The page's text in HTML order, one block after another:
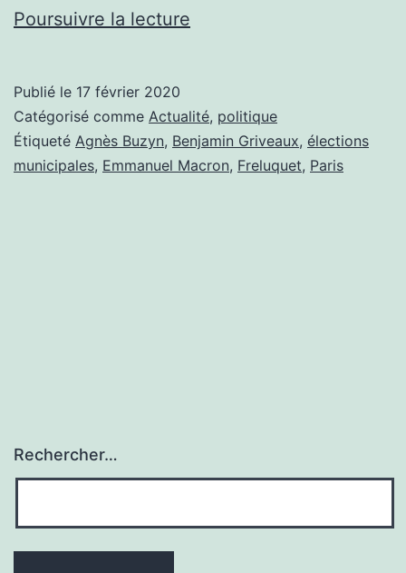
Poursuivre la lecture
TEMPS,
VOUS
SAVEZ
Publié le 17 février 2020
Catégorisé comme Actualité, politique
Étiqueté Agnès Buzyn, Benjamin Griveaux, élections
municipales, Emmanuel Macron, Freluquet, Paris
Rechercher…